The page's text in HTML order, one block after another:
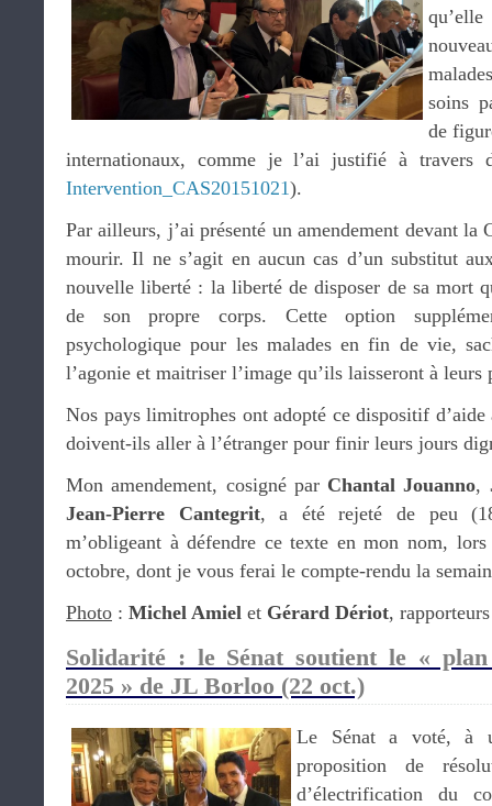
soins
de
internationaux, comme je l’ai justifié à travers
Intervention_CAS20151021).
Par ailleurs, j’ai présenté un amendement devant la
mourir. Il ne s’agit en aucun cas d’un substitut
nouvelle liberté : la liberté de disposer de sa mort
de son propre corps. Cette option
psychologique pour les malades en fin de vie,
l’agonie et maitriser l’image qu’ils laisseront à leurs
Nos pays limitrophes ont adopté ce dispositif
doivent-ils aller à l’étranger pour finir leurs jours
Mon amendement, cosigné par Chantal Jouanno,
Jean-Pierre Cantegrit, a été rejeté de peu
m’obligeant à défendre ce texte en mon nom,
octobre, dont je vous ferai le compte-rendu la
Photo : Michel Amiel et Gérard Dériot,
Solidarité : le Sénat soutient le «
2025 » de JL Borloo (22 oct.)
Le Sénat a voté, à
proposition de
d’électrification du